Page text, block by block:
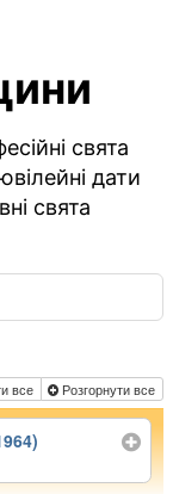
свята
дати
свята
все Розгорнути все